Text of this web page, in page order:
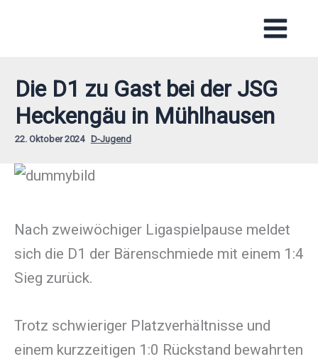
Die D1 zu Gast bei der JSG
Heckengäu in Mühlhausen
22. Oktober 2024 D-Jugend
Nach zweiwöchiger Ligaspielpause meldet
sich die D1 der Bärenschmiede mit einem 1:4
Sieg zurück.
Trotz schwieriger Platzverhältnisse und
einem kurzzeitigen 1:0 Rückstand bewahrten